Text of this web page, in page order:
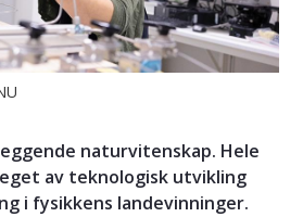
naturvitenskap. Hele
av teknologisk utvikling
i fysikkens landevinninger.